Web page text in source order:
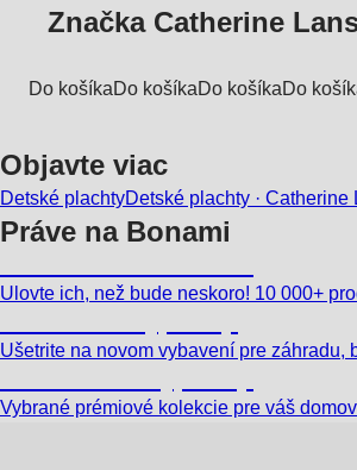
Značka Catherine
Do košíkaDo košíkaDo košíkaDo
Objavte viac
Detské plachtyDetské plachty · Catherine
Práve na Bonami
Ulovte ich, než bude neskoro! 10 000+
Ušetrite na novom vybavení pre záhradu,
Vybrané prémiové kolekcie pre váš